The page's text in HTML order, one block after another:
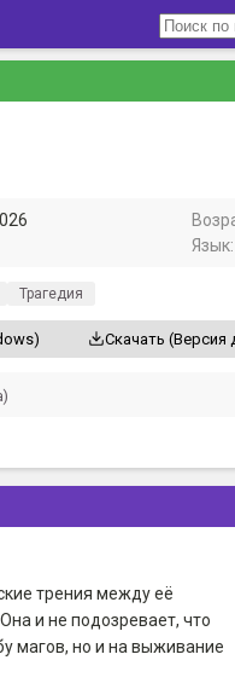
Язык:
Трагедия
Скачать (Версия
трения между её
и не подозревает, что
магов, но и на выживание